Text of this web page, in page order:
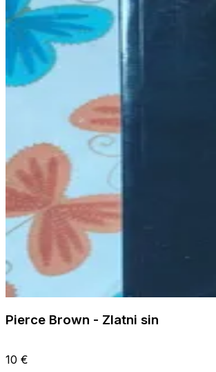
Pierce Brown - Zlatni sin
10 €